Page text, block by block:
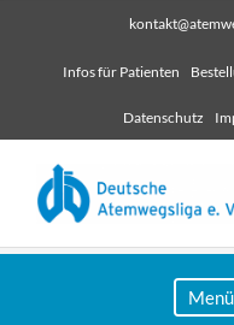
Infos für Patienten
Datenschutz